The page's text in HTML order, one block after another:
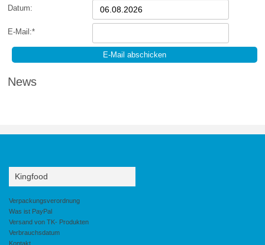
Datum:
E-Mail:*
News
Kingfood
Verpackungsverordnung
Was ist PayPal
Versand von TK- Produkten
Verbrauchsdatum
Kontakt